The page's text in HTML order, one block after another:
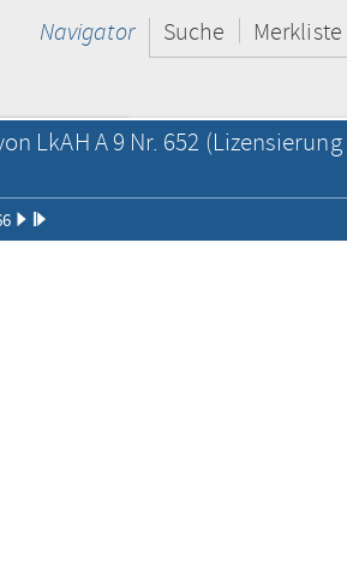
Navigator Suche Merkliste
LkAH A 9 Nr. 652